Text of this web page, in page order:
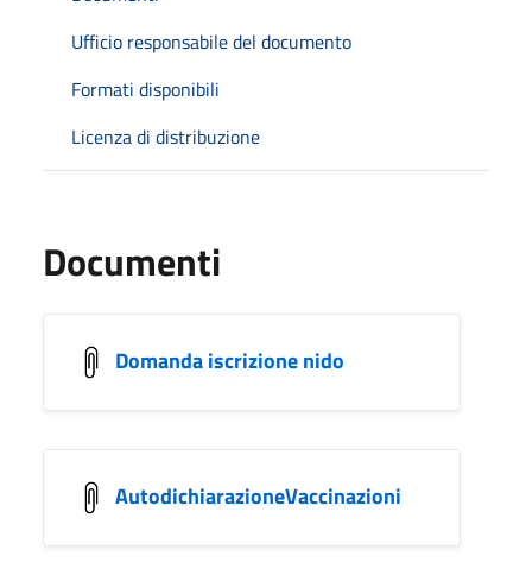
Ufficio responsabile del documento
Formati disponibili
Licenza di distribuzione
Documenti
Domanda iscrizione nido
AutodichiarazioneVaccinazioni